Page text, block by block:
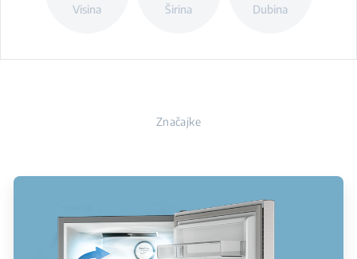
Visina Širina Dubina
Značajke